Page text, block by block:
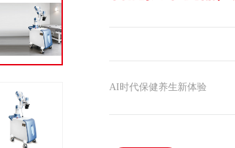
AI时代保健养生新体验